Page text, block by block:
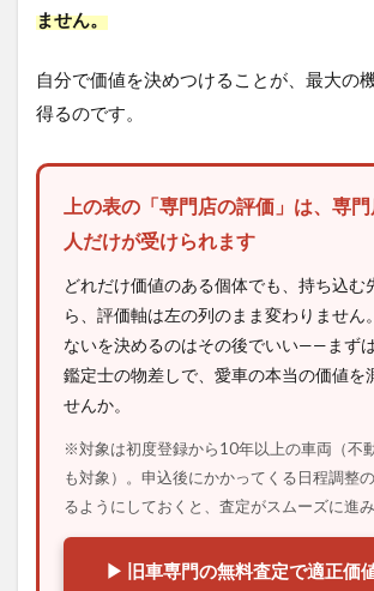
ません。
自分で価値を決めつけることが、最大の
得るのです。
上の表の「専門店の評価」は、専
人だけが受けられます
どれだけ価値のある個体でも、持ち込む
ら、評価軸は左の列のまま変わりません
ないを決めるのはその後でいい——まず
鑑定士の物差しで、愛車の本当の価値を
せんか。
※対象は初度登録から10年以上の車両（不
も対象）。申込後にかかってくる日程調整
るようにしておくと、査定がスムーズに進み
▶ 旧車専門の無料査定で適正価